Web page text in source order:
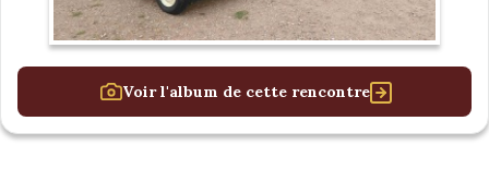
Voir l'album de cette rencontre